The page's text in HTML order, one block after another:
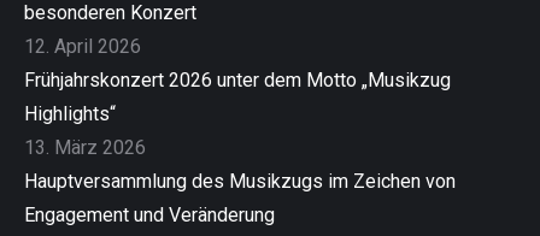
besonderen Konzert
12. April 2026
Frühjahrskonzert 2026 unter dem Motto „Musikzug
Highlights“
13. März 2026
Hauptversammlung des Musikzugs im Zeichen von
Engagement und Veränderung